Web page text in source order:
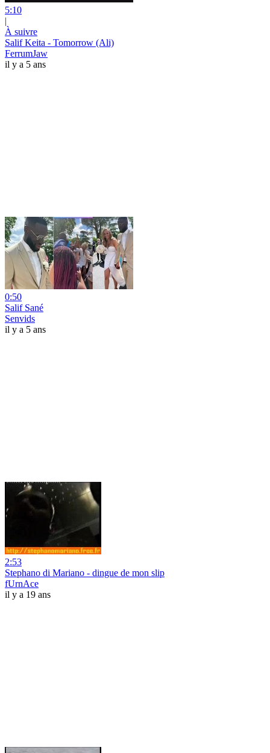
5:10
|
À suivre
Salif Keita - Tomorrow (Ali)
FerrumJaw
il y a 5 ans
0:50
Salif Sané
Senvids
il y a 5 ans
2:53
Stephano di Mariano - dingue de mon slip
fUrnAce
il y a 19 ans